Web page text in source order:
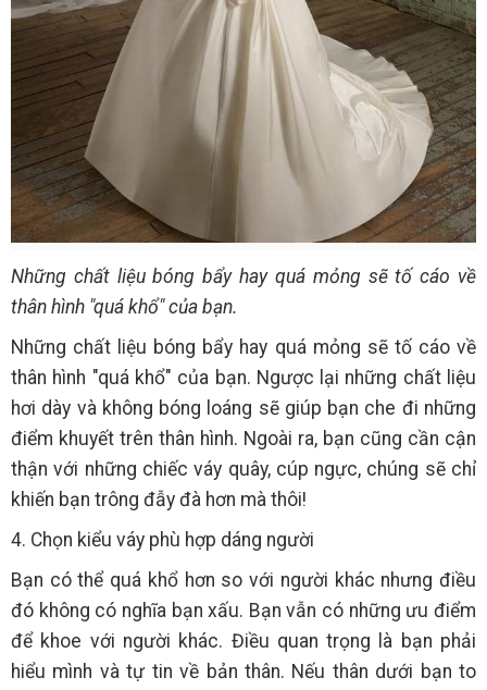
Những chất liệu bóng bẩy hay quá mỏng sẽ tố cáo về
thân hình "quá khổ" của bạn.
Những chất liệu bóng bẩy hay quá mỏng sẽ tố cáo về
thân hình "quá khổ" của bạn. Ngược lại những chất liệu
hơi dày và không bóng loáng sẽ giúp bạn che đi những
điểm khuyết trên thân hình. Ngoài ra, bạn cũng cần cận
thận với những chiếc váy quây, cúp ngực, chúng sẽ chỉ
khiến bạn trông đẫy đà hơn mà thôi!
4. Chọn kiểu váy phù hợp dáng người
Bạn có thể quá khổ hơn so với người khác nhưng điều
đó không có nghĩa bạn xấu. Bạn vẫn có những ưu điểm
để khoe với người khác. Điều quan trọng là bạn phải
hiểu mình và tự tin về bản thân. Nếu thân dưới bạn to